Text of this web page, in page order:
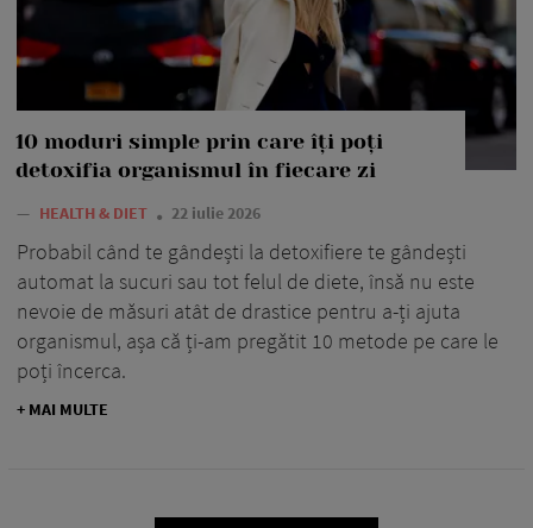
10 moduri simple prin care îți poți
detoxifia organismul în fiecare zi
— HEALTH & DIET 22 iulie 2026
Probabil când te gândești la detoxifiere te gândești
automat la sucuri sau tot felul de diete, însă nu este
nevoie de măsuri atât de drastice pentru a-ți ajuta
organismul, așa că ți-am pregătit 10 metode pe care le
poți încerca.
+ MAI MULTE